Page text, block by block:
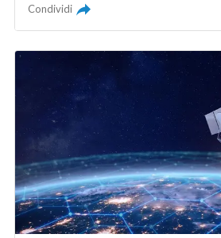
Condividi